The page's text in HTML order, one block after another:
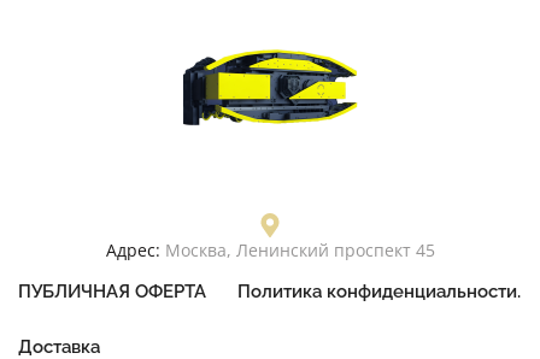
Адрес: Москва, Ленинский проспект 45
ПУБЛИЧНАЯ ОФЕРТА Политика конфиденциальности.
Доставка